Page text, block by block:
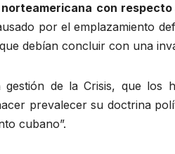
con respecto
por el emplazamiento
debían concluir con una
de la Crisis, que los
prevalecer su doctrina
cubano”.